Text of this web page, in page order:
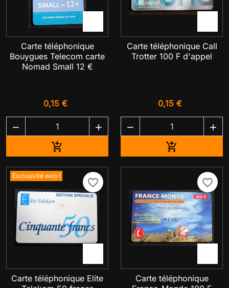
Carte téléphonique
Bouygues Telecom carte
Nomad Small 12 €
0,15 €
 

Carte téléphonique Call
Trotter 100 F d'appel
0,15 €
 

Exclusivité web !
favorite_border
Carte téléphonique Elite
favorite_border
Carte téléphonique